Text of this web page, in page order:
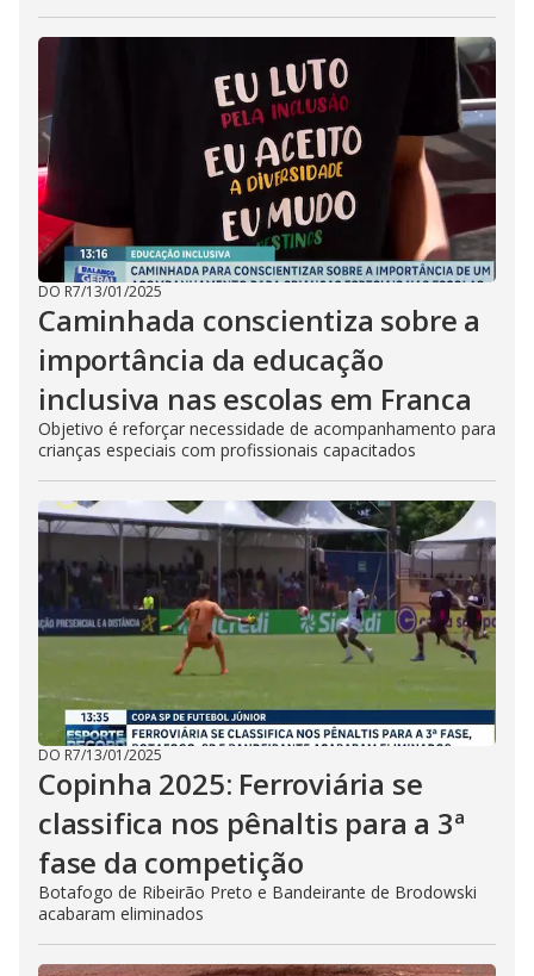
DO R7/13/01/2025
Caminhada conscientiza sobre a
importância da educação
inclusiva nas escolas em Franca
Objetivo é reforçar necessidade de acompanhamento para
crianças especiais com profissionais capacitados
DO R7/13/01/2025
Copinha 2025: Ferroviária se
classifica nos pênaltis para a 3ª
fase da competição
Botafogo de Ribeirão Preto e Bandeirante de Brodowski
acabaram eliminados